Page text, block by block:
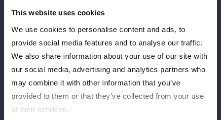
This website uses cookies
We use cookies to personalise content and ads, to
provide social media features and to analyse our traffic.
We also share information about your use of our site with
our social media, advertising and analytics partners who
may combine it with other information that you’ve
provided to them or that they’ve collected from your use
of their services.